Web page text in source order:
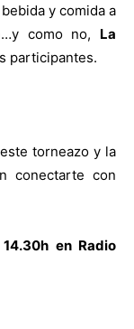
y comida a
como no, La
participantes.
torneazo y la
conectarte con
en Radio